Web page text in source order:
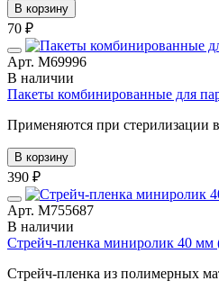
В корзину
70 ₽
Арт. М69996
В наличии
Пакеты комбинированные для
Применяются при стерилизации
В корзину
390 ₽
Арт. М755687
В наличии
Стрейч-пленка миниролик 40 мм
Стрейч-пленка из полимерных